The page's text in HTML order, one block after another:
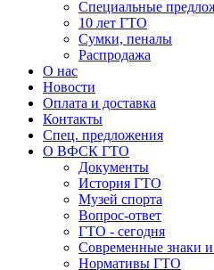
Специальные
10 лет ГТО
Сумки, пеналы
Распродажа
О нас
Новости
Оплата и доставка
Контакты
Спец. предложения
О ВФСК ГТО
Документы
История ГТО
Музей спорта
Вопрос-ответ
ГТО - сегодня
Современные знаки и
Нормативы ГТО